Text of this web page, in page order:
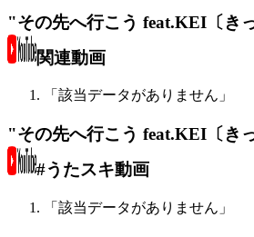
"その先へ行こう feat.KEI〔き
関連動画
「該当データがありません」
"その先へ行こう feat.KEI〔き
#うたスキ動画
「該当データがありません」